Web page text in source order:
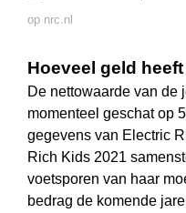
op nrc.nl
Hoeveel geld
De nettowaarde van de
momenteel geschat op
gegevens van Electric
Rich Kids 2021
voetsporen van haar
bedrag de komende